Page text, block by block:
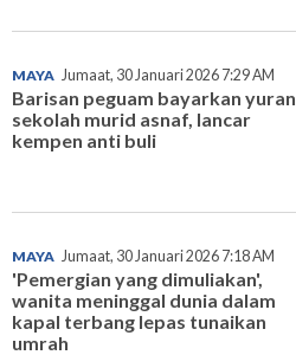
MAYA Jumaat, 30 Januari 2026 7:29 AM
Barisan peguam bayarkan yuran
sekolah murid asnaf, lancar
kempen anti buli
MAYA Jumaat, 30 Januari 2026 7:18 AM
'Pemergian yang dimuliakan',
wanita meninggal dunia dalam
kapal terbang lepas tunaikan
umrah